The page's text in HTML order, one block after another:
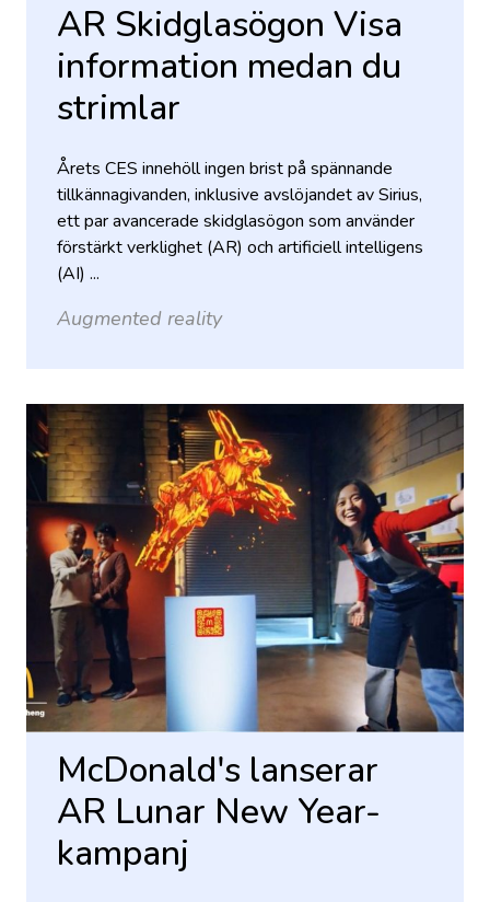
AR Skidglasögon Visa
information medan du
strimlar
Årets CES innehöll ingen brist på spännande
tillkännagivanden, inklusive avslöjandet av Sirius,
ett par avancerade skidglasögon som använder
förstärkt verklighet (AR) och artificiell intelligens
(AI) ...
Augmented reality
McDonald's lanserar
AR Lunar New Year-
kampanj